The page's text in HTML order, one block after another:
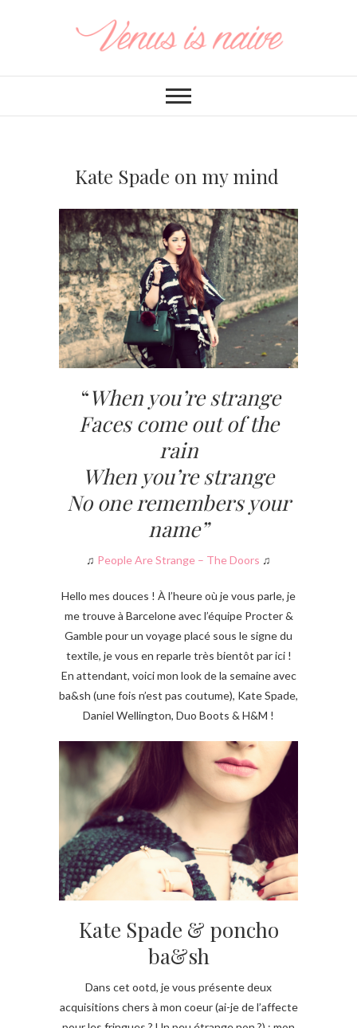
Kate Spade on my mind
“When you’re strange
Faces come out of the
rain
When you’re strange
No one remembers your
name”
♫ People Are Strange – The Doors ♫
Hello mes douces ! À l’heure où je vous parle, je
me trouve à Barcelone avec l’équipe Procter &
Gamble pour un voyage placé sous le signe du
textile, je vous en reparle très bientôt par ici !
En attendant, voici mon look de la semaine avec
ba&sh (une fois n’est pas coutume), Kate Spade,
Daniel Wellington, Duo Boots & H&M !
Kate Spade & poncho
ba&sh
Dans cet ootd, je vous présente deux
acquisitions chers à mon coeur (ai-je de l’affecte